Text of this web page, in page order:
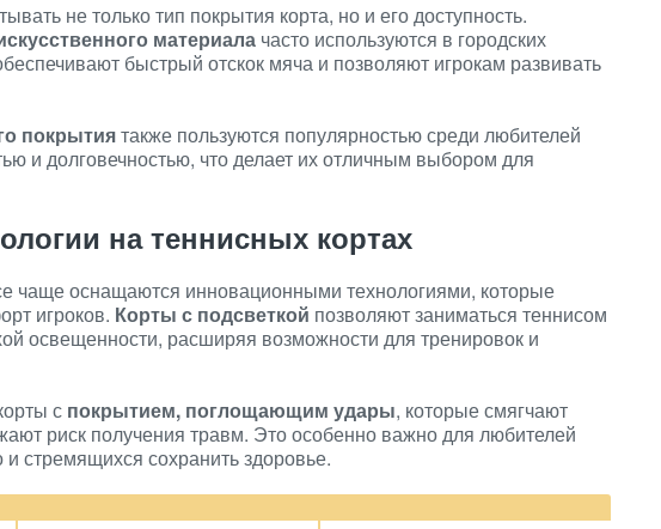
не только тип покрытия корта, но и его доступность.
материала часто используются в городских
быстрый отскок мяча и позволяют игрокам развивать
покрытиятакже пользуются популярностью среди любителей
и долговечностью, что делает их отличным выбором для
на теннисных кортах
чаще оснащаются инновационными технологиями, которые
игроков. Корты с подсветкой позволяют заниматься теннисом
освещенности, расширяя возможности для тренировок и
с покрытием, поглощающим удары, которые смягчают
риск получения травм. Это особенно важно для любителей
стремящихся сохранить здоровье.